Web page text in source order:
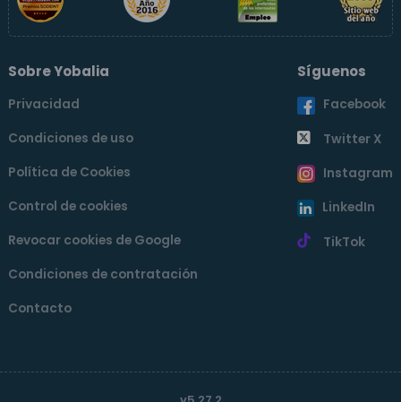
Sobre Yobalia
Privacidad
Condiciones de uso
Política de Cookies
Control de cookies
Revocar cookies de Google
Condiciones de contratación
Contacto
Síguenos
Facebook
Twitter X
Instagram
LinkedIn
TikTok